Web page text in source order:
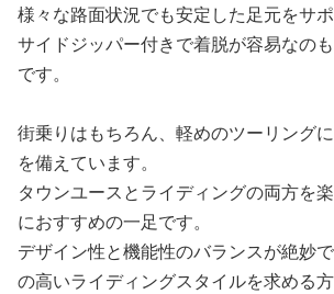
様々な路面状況でも安定した足元をサポ
サイドジッパー付きで着脱が容易なの
です。
街乗りはもちろん、軽めのツーリング
を備えています。
タウンユースとライディングの両方を
におすすめの一足です。
デザイン性と機能性のバランスが絶妙
の高いライディングスタイルを求める方